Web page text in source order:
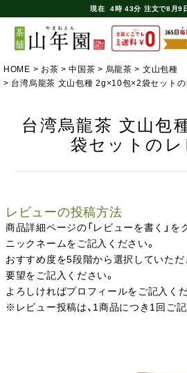
現在 4時 43分 注文で8月9
HOME お茶 中国茶 烏龍茶
文山包種
台湾烏龍茶 文山包種 2g×10包×2袋セットの
台湾烏龍茶 文山包
袋セットのレ
レビューの投稿方法
商品詳細ページの「レビューを書く」を
ニックネームをご記入ください。
おすすめ度を5段階から選択していただ
要望をご記入ください。
よろしければプロフィールをご記入くだ
※レビュー投稿は、1商品につき1回ご記